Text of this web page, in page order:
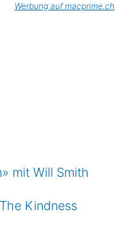
Werbung auf macprime.ch
mit Will Smith
Kindness